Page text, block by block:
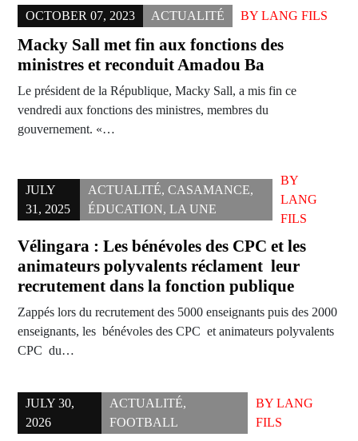
OCTOBER 07, 2023 ACTUALITÉ BY LANG FILS
Macky Sall met fin aux fonctions des
ministres et reconduit Amadou Ba
Le président de la République, Macky Sall, a mis fin ce
vendredi aux fonctions des ministres, membres du
gouvernement. «…
JULY
31, 2025
ACTUALITÉ, CASAMANCE,
ÉDUCATION, LA UNE
BY
LANG
FILS
Vélingara : Les bénévoles des CPC et les
animateurs polyvalents réclament leur
recrutement dans la fonction publique
Zappés lors du recrutement des 5000 enseignants puis des 2000
enseignants, les bénévoles des CPC et animateurs polyvalents
CPC du…
JULY 30,
2026
ACTUALITÉ,
FOOTBALL
BYLANG
FILS